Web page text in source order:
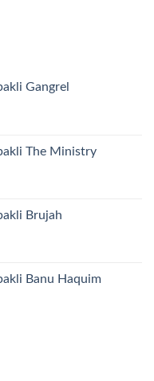
Gangrel
The Ministry
Brujah
Banu Haquim